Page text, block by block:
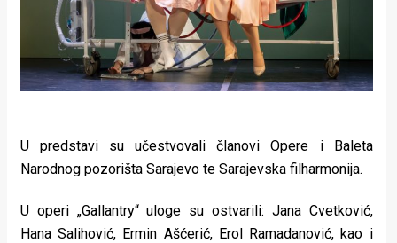
Magazin
U predstavi su učestvovali članovi Opere i Baleta
Narodnog pozorišta Sarajevo te Sarajevska filharmonija.
U operi „Gallantry“ uloge su ostvarili: Jana Cvetković,
Hana Salihović, Ermin Ašćerić, Erol Ramadanović, kao i